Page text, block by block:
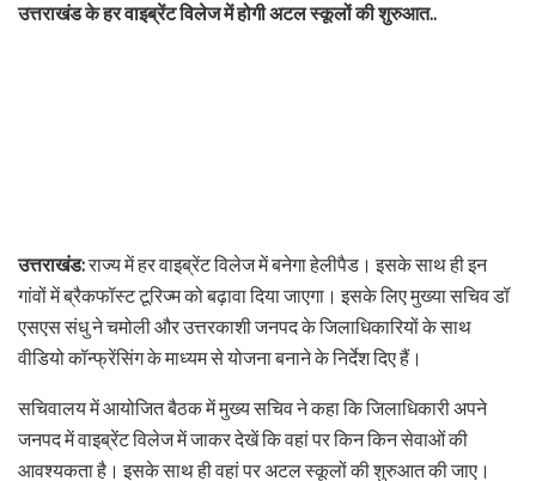
उत्तराखंड के हर वाइब्रेंट विलेज में होगी अटल स्कूलों की शुरुआत..
उत्तराखंड:राज्य में हर वाइब्रेंट विलेज में बनेगा हेलीपैड। इसके साथ ही इन
गांवों में ब्रैकफॉस्ट टूरिज्म को बढ़ावा दिया जाएगा। इसके लिए मुख्या सचिव डॉ
एसएस संधु ने चमोली और उत्तरकाशी जनपद के जिलाधिकारियों के साथ
वीडियो कॉन्फ्रेंसिंग के माध्यम से योजना बनाने के निर्देश दिए हैं।
सचिवालय में आयोजित बैठक में मुख्य सचिव ने कहा कि जिलाधिकारी अपने
जनपद में वाइब्रेंट विलेज में जाकर देखें कि वहां पर किन किन सेवाओं की
आवश्यकता है। इसके साथ ही वहां पर अटल स्कूलों की शुरुआत की जाए।